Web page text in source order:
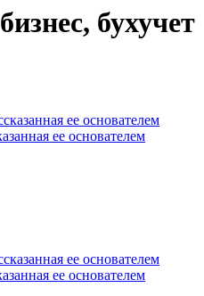
бухучет
ее основателем
ее основателем